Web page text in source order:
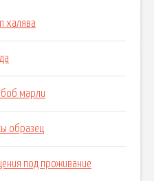
халява
боб марли
образец
под проживание